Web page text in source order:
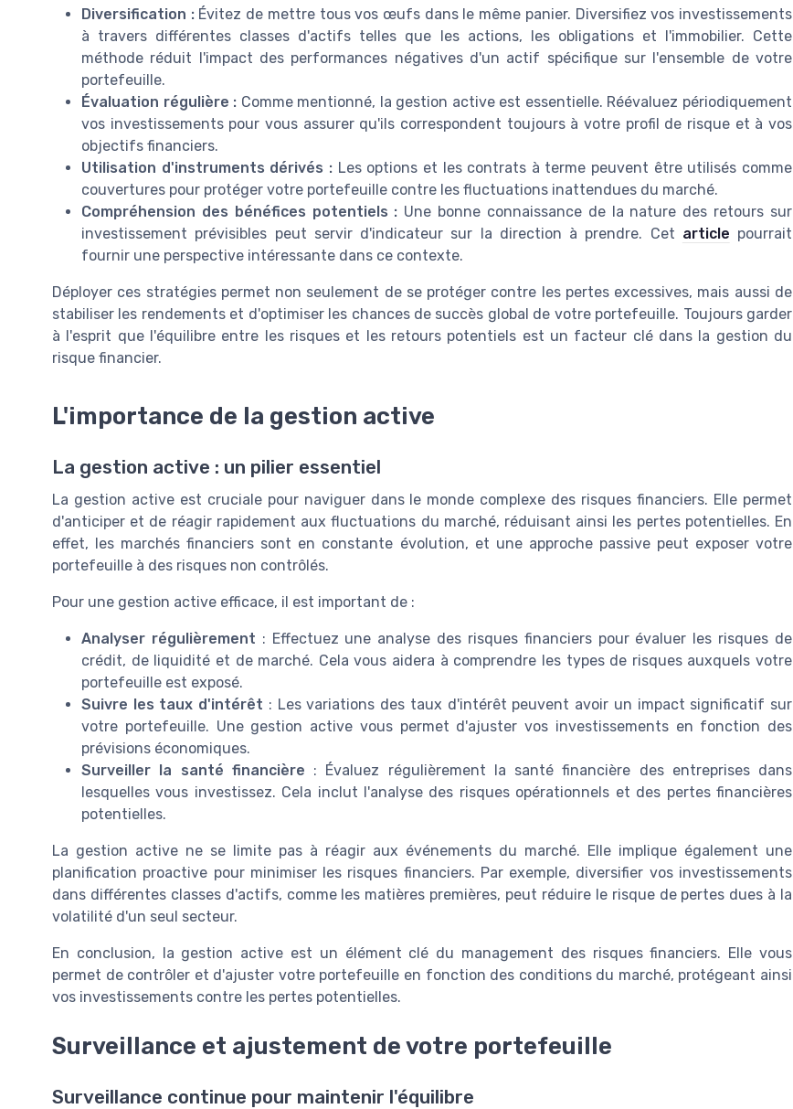
Diversification :Évitez de mettre tous vos œufs dans le même panier. Diversifiez vos investissements
à travers différentes classes d'actifs telles que les actions, les obligations et l'immobilier. Cette
méthode réduit l'impact des performances négatives d'un actif spécifique sur l'ensemble de votre
portefeuille.
Évaluation régulière : Comme mentionné, la gestion active est essentielle. Réévaluez périodiquement
vos investissements pour vous assurer qu'ils correspondent toujours à votre profil de risque et à vos
objectifs financiers.
Utilisation d'instruments dérivés :Les options et les contrats à terme peuvent être utilisés comme
couvertures pour protéger votre portefeuille contre les fluctuations inattendues du marché.
Compréhension des bénéfices potentiels : Une bonne connaissance de la nature des retours sur
investissement prévisibles peut servir d'indicateur sur la direction à prendre. Cet article pourrait
fournir une perspective intéressante dans ce contexte.
Déployer ces stratégies permet non seulement de se protéger contre les pertes excessives, mais aussi de
stabiliser les rendements et d'optimiser les chances de succès global de votre portefeuille. Toujours garder
à l'esprit que l'équilibre entre les risques et les retours potentiels est un facteur clé dans la gestion du
risque financier.
L'importance de la gestion active
La gestion active : un pilier essentiel
La gestion active est cruciale pour naviguer dans le monde complexe des risques financiers. Elle permet
d'anticiper et de réagir rapidement aux fluctuations du marché, réduisant ainsi les pertes potentielles. En
effet, les marchés financiers sont en constante évolution, et une approche passive peut exposer votre
portefeuille à des risques non contrôlés.
Pour une gestion active efficace, il est important de :
Analyser régulièrement : Effectuez une analyse des risques financiers pour évaluer les risques de
crédit, de liquidité et de marché. Cela vous aidera à comprendre les types de risques auxquels votre
portefeuille est exposé.
Suivre les taux d'intérêt : Les variations des taux d'intérêt peuvent avoir un impact significatif sur
votre portefeuille. Une gestion active vous permet d'ajuster vos investissements en fonction des
prévisions économiques.
Surveiller la santé financière : Évaluez régulièrement la santé financière des entreprises dans
lesquelles vous investissez. Cela inclut l'analyse des risques opérationnels et des pertes financières
potentielles.
La gestion active ne se limite pas à réagir aux événements du marché. Elle implique également une
planification proactive pour minimiser les risques financiers. Par exemple, diversifier vos investissements
dans différentes classes d'actifs, comme les matières premières, peut réduire le risque de pertes dues à la
volatilité d'un seul secteur.
En conclusion, la gestion active est un élément clé du management des risques financiers. Elle vous
permet de contrôler et d'ajuster votre portefeuille en fonction des conditions du marché, protégeant ainsi
vos investissements contre les pertes potentielles.
Surveillance et ajustement de votre portefeuille
Surveillance continue pour maintenir l'équilibre